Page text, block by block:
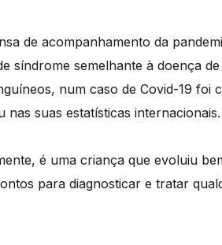
de acompanhamento da
síndrome semelhante à doença
num caso de Covid-19
nas suas estatísticas internacionais.
é uma criança que evoluiu
para diagnosticar e tratar